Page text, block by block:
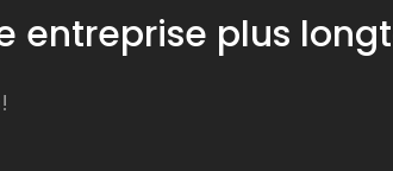
entreprise plus